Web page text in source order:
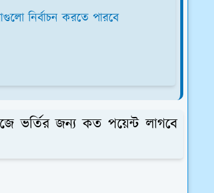
নির্বাচন করতে পারবে
ভর্তির জন্য কত পয়েন্ট লাগবে